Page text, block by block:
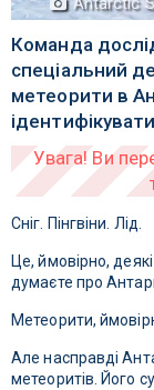
Команда
спеціальний
метеорити в
Сніг. Пінгвіни. Лід.
Це, ймовірно,
думаєте про
Метеорити,
Але насправді
метеоритів. Його